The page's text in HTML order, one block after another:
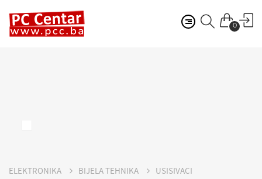
0
ELEKTRONIKA BIJELA TEHNIKA USISIVACI